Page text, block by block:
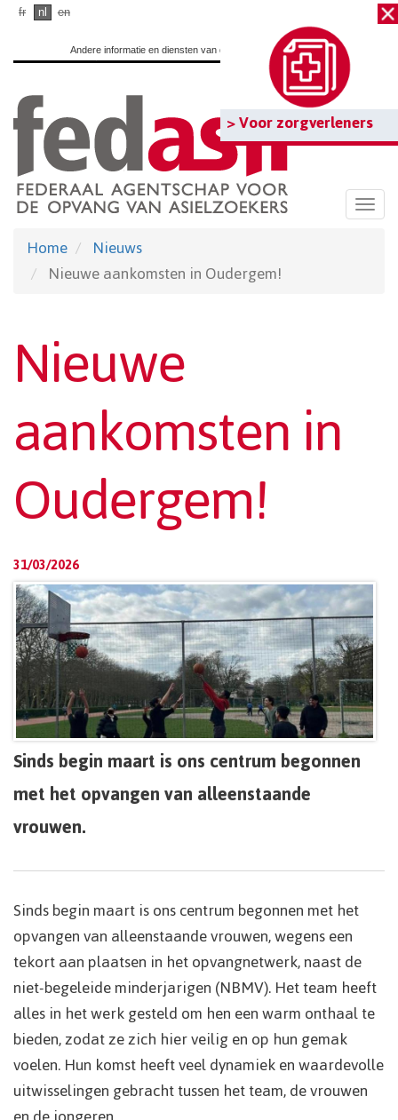
hoofdinhoud
> Voor zorgverleners
fr nl en
Andere informatie en diensten van de overheid:www.belgium.be
Home
Nieuws
Nieuwe aankomsten in Oudergem!
Nieuwe
aankomsten in
Oudergem!
31/03/2026
Sinds begin maart is ons centrum begonnen
met het opvangen van alleenstaande
vrouwen.
Sinds begin maart is ons centrum begonnen met het
opvangen van alleenstaande vrouwen, wegens een
tekort aan plaatsen in het opvangnetwerk, naast de
niet-begeleide minderjarigen (NBMV). Het team heeft
alles in het werk gesteld om hen een warm onthaal te
bieden, zodat ze zich hier veilig en op hun gemak
voelen. Hun komst heeft veel dynamiek en waardevolle
uitwisselingen gebracht tussen het team, de vrouwen